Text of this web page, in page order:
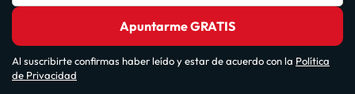
Apuntarme GRATIS
Al suscribirte confirmas haber leído y estar de acuerdo con la Política
de Privacidad